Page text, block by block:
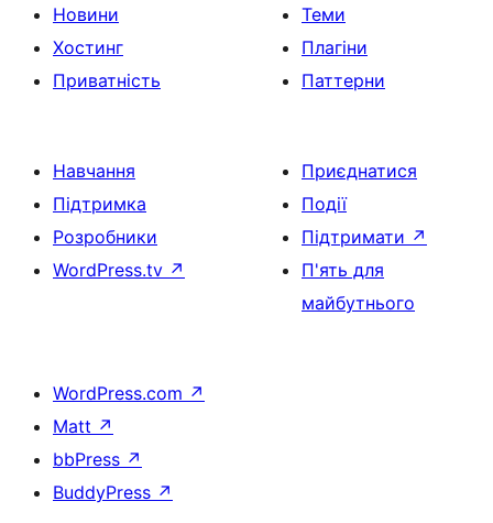
Новини
Хостинг
Приватність
Теми
Плагіни
Паттерни
Навчання
Підтримка
Розробники
WordPress.tv ↗
Приєднатися
Події
Підтримати ↗
П'ять для
майбутнього
WordPress.com ↗
Matt ↗
bbPress ↗
BuddyPress ↗